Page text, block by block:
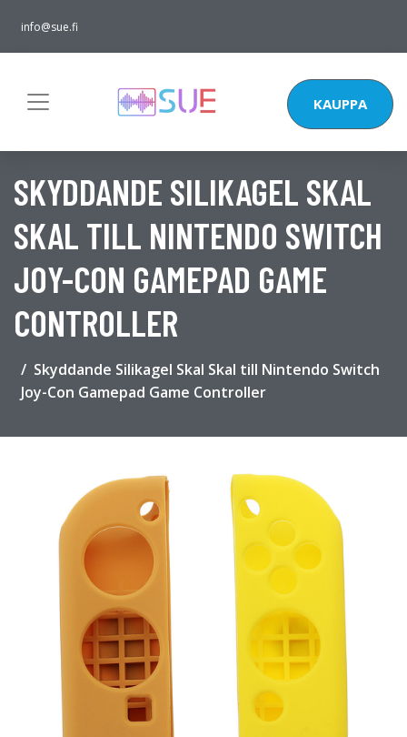
info@sue.fi
KAUPPA
SKYDDANDE SILIKAGEL SKAL
SKAL TILL NINTENDO SWITCH
JOY-CON GAMEPAD GAME
CONTROLLER
Skyddande Silikagel Skal Skal till Nintendo Switch
Joy-Con Gamepad Game Controller